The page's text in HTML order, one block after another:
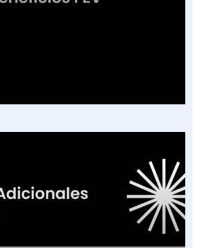
de Beneficios en la Factura
en Colombia 2026